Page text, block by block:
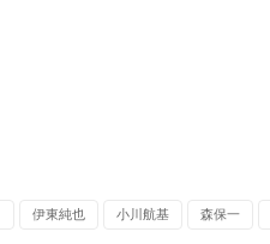
伊東純也 小川航基 森保一